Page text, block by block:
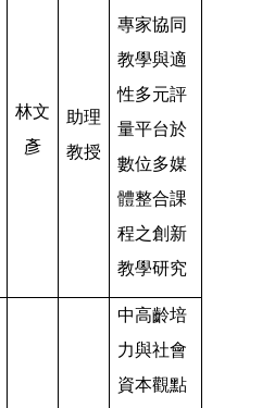
林文
彥
助理
教授
專家協同
教學與適
性多元評
量平台於
數位多媒
體整合課
程之創新
教學研究
中高齡培
力與社會
資本觀點